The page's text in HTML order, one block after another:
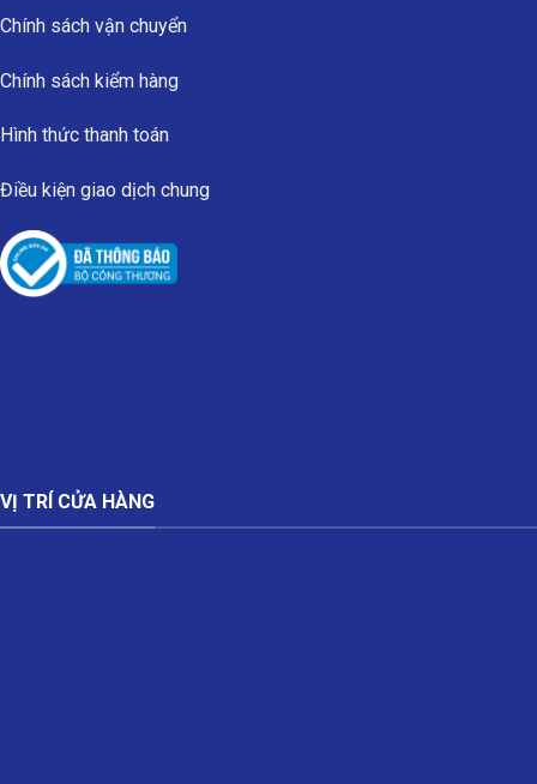
Chính sách vận chuyển
Chính sách kiểm hàng
Hình thức thanh toán
Điều kiện giao dịch chung
VỊ TRÍ CỬA HÀNG